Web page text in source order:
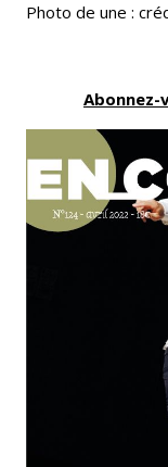
Photo de une :
Abonnez-